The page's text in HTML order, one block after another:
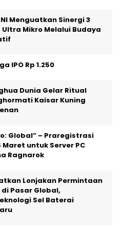
Menguatkan Sinergi 3
Mikro Melalui Budaya
IPO Rp 1.250
Dunia Gelar Ritual
Kaisar Kuning
Global” – Praregistrasi
untuk Server PC
Ragnarok
Lonjakan Permintaan
di Pasar Global,
Sel Baterai